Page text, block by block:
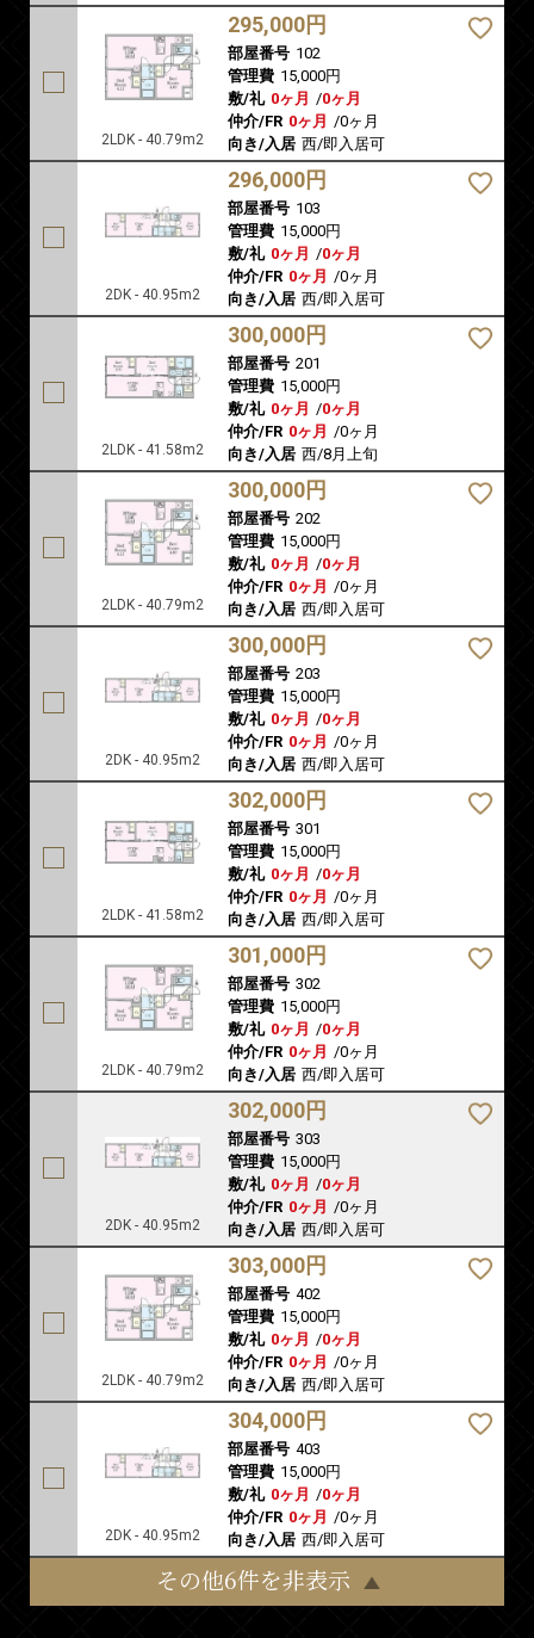
2LDK - 40.79m2
295,000円
部屋番号 102
管理費 15,000円
敷/礼 0ヶ月 /0ヶ月
仲介/FR 0ヶ月 /0ヶ月
向き/入居 西/即入居可
2DK - 40.95m2
296,000円
部屋番号 103
管理費 15,000円
敷/礼 0ヶ月 /0ヶ月
仲介/FR 0ヶ月 /0ヶ月
向き/入居 西/即入居可
2LDK - 41.58m2
300,000円
部屋番号 201
管理費 15,000円
敷/礼 0ヶ月 /0ヶ月
仲介/FR 0ヶ月 /0ヶ月
向き/入居 西/8月上旬
2LDK - 40.79m2
300,000円
部屋番号 202
管理費 15,000円
敷/礼 0ヶ月 /0ヶ月
仲介/FR 0ヶ月 /0ヶ月
向き/入居 西/即入居可
2DK - 40.95m2
300,000円
部屋番号 203
管理費 15,000円
敷/礼 0ヶ月 /0ヶ月
仲介/FR 0ヶ月 /0ヶ月
向き/入居 西/即入居可
2LDK - 41.58m2
302,000円
部屋番号 301
管理費 15,000円
敷/礼 0ヶ月 /0ヶ月
仲介/FR 0ヶ月 /0ヶ月
向き/入居 西/即入居可
2LDK - 40.79m2
301,000円
部屋番号 302
管理費 15,000円
敷/礼 0ヶ月 /0ヶ月
仲介/FR 0ヶ月 /0ヶ月
向き/入居 西/即入居可
2DK - 40.95m2
302,000円
部屋番号 303
管理費 15,000円
敷/礼 0ヶ月 /0ヶ月
仲介/FR 0ヶ月 /0ヶ月
向き/入居 西/即入居可
2LDK - 40.79m2
303,000円
部屋番号 402
管理費 15,000円
敷/礼 0ヶ月 /0ヶ月
仲介/FR 0ヶ月 /0ヶ月
向き/入居 西/即入居可
2DK - 40.95m2
304,000円
部屋番号 403
管理費 15,000円
敷/礼 0ヶ月 /0ヶ月
仲介/FR 0ヶ月 /0ヶ月
向き/入居 西/即入居可
その他6件を非表示